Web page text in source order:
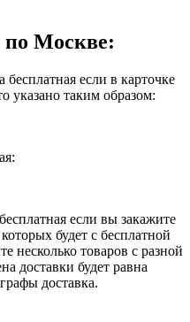
по Москве:
если в карточке
указано таким образом:
если вы закажите
будет с бесплатной
несколько товаров с разной
доставки будет равна
доставка.